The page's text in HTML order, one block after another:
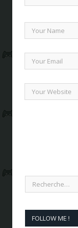
FOLLOW ME !